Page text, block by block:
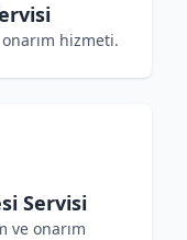
hizmeti.
Servisi
ve onarım